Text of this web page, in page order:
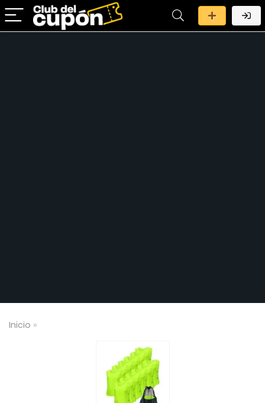
Inicio »